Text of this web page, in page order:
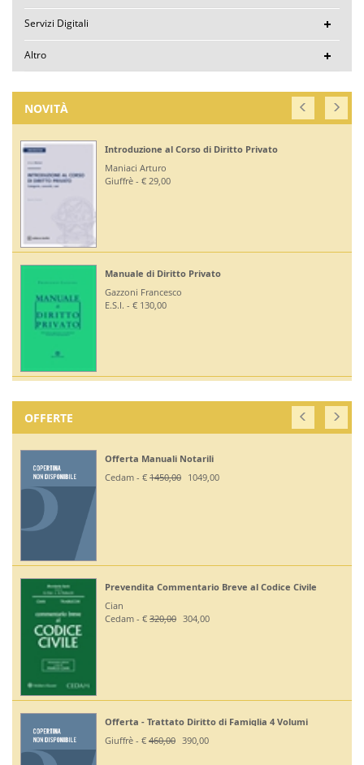
Servizi Digitali
Altro
NOVITÀ
Introduzione al Corso di Diritto Privato
Maniaci Arturo
Giuffrè - € 29,00
Manuale di Diritto Privato
Gazzoni Francesco
E.S.I. - € 130,00
OFFERTE
Offerta Manuali Notarili
Cedam - € 1450,00 1049,00
Prevendita Commentario Breve al Codice Civile
Cian
Cedam - € 320,00 304,00
Offerta - Trattato Diritto di Famiglia 4 Volumi
Giuffrè - € 460,00 390,00